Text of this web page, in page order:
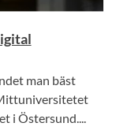
man bäst
i Östersund....